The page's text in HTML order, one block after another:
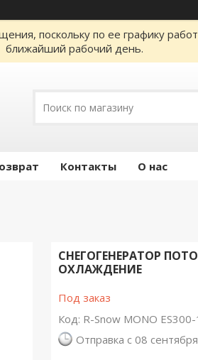
поскольку по ее графику
ближайший рабочий день.
Контакты О нас
СНЕГОГЕНЕРАТОР
ОХЛАЖДЕНИЕ
Под заказ
Код: R-Snow MONO
Отправка с 08